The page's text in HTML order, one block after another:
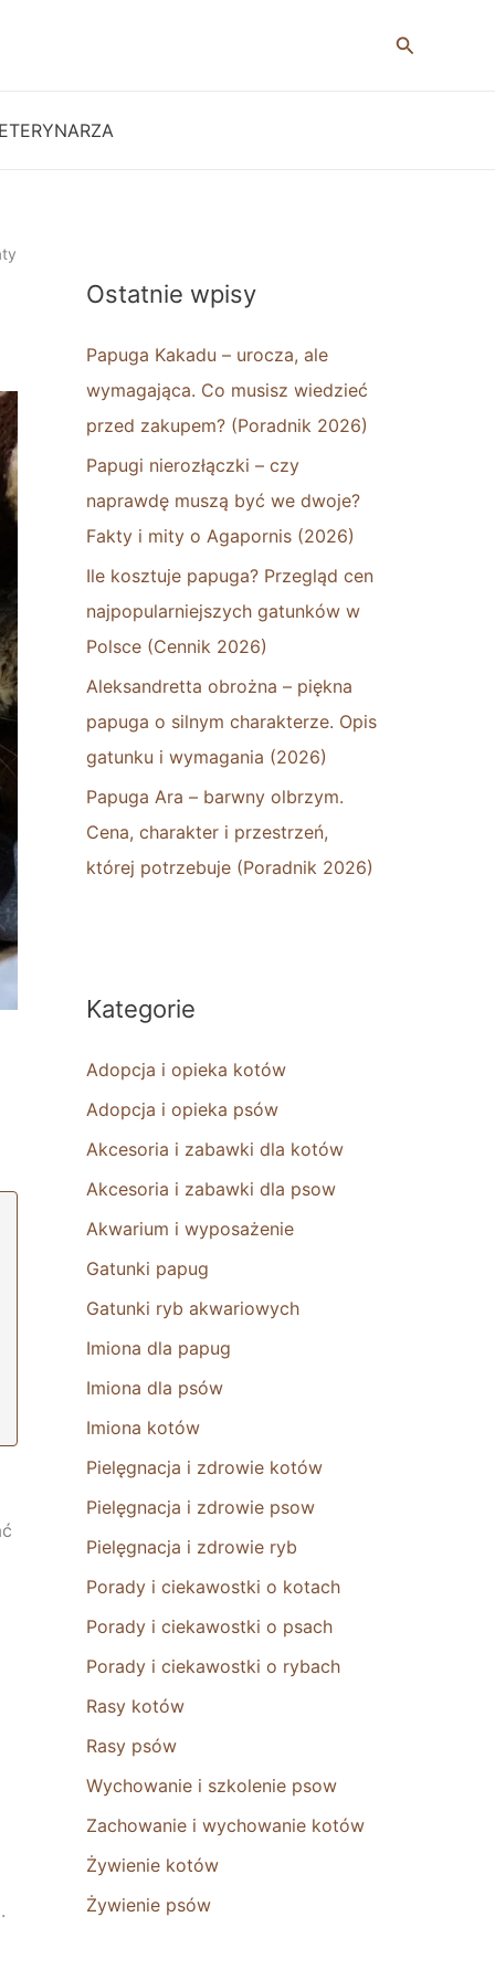
Szukaj
Ostatnie wpisy
Papuga Kakadu – urocza, ale
wymagająca. Co musisz wiedzieć
przed zakupem? (Poradnik 2026)
Papugi nierozłączki – czy
naprawdę muszą być we dwoje?
Fakty i mity o Agapornis (2026)
Ile kosztuje papuga? Przegląd cen
najpopularniejszych gatunków w
Polsce (Cennik 2026)
Aleksandretta obrożna – piękna
papuga o silnym charakterze. Opis
gatunku i wymagania (2026)
Papuga Ara – barwny olbrzym.
Cena, charakter i przestrzeń,
której potrzebuje (Poradnik 2026)
Kategorie
Adopcja i opieka kotów
Adopcja i opieka psów
Akcesoria i zabawki dla kotów
Akcesoria i zabawki dla psow
Akwarium i wyposażenie
Gatunki papug
Gatunki ryb akwariowych
Imiona dla papug
Imiona dla psów
Imiona kotów
Pielęgnacja i zdrowie kotów
Pielęgnacja i zdrowie psow
Pielęgnacja i zdrowie ryb
Porady i ciekawostki o kotach
Porady i ciekawostki o psach
Porady i ciekawostki o rybach
Rasy kotów
Rasy psów
Wychowanie i szkolenie psow
Zachowanie i wychowanie kotów
Żywienie kotów
Żywienie psów